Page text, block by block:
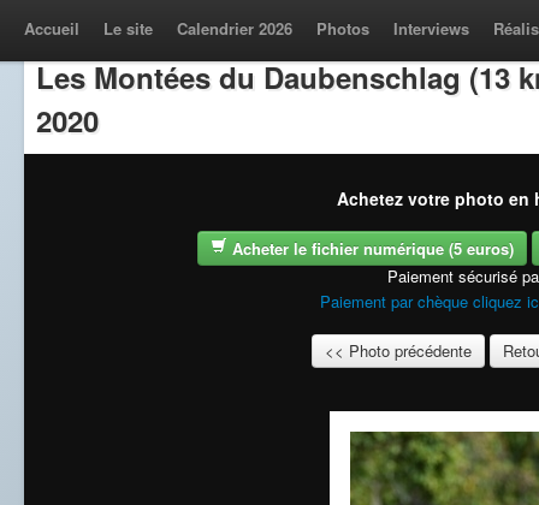
Accueil Le site Calendrier 2026 Photos Interviews
Les Montées du Daubenschlag (13
2020
Achetez votre photo en
Acheter le fichier numérique (5 euros)
Paiement sécurisé
Paiement par chèque cliquez
<< Photo précédente